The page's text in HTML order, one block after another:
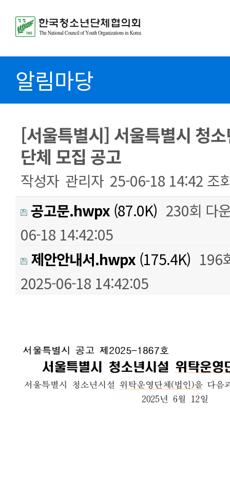
알림마당
[서울특별시] 서울특별시 청
단체 모집 공고
작성자 관리자 25-06-18 14:42 조
공고문.hwpx (87.0K) 230회 다
06-18 14:42:05
제안안내서.hwpx (175.4K) 196
2025-06-18 14:42:05
본문